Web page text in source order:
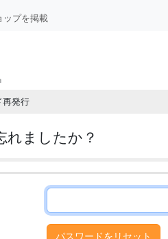
ップを掲載
再発行
れましたか？